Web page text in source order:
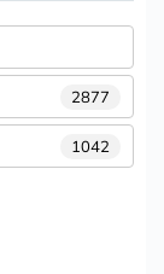
2877
1042